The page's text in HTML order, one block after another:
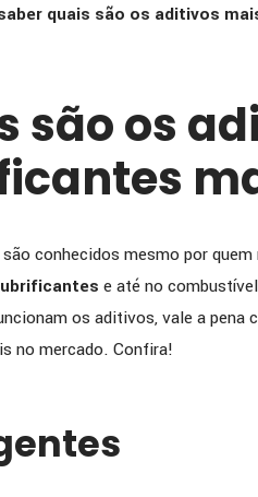
quais são os aditivos
são os
conhecidos mesmo por
e até no
os aditivos, vale a pena
no mercado. Confira!